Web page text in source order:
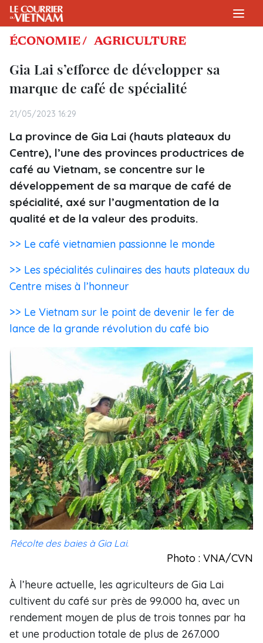
ÉCONOMIE / AGRICULTURE
Gia Lai s’efforce de développer sa
marque de café de spécialité
21/05/2023 16:29
La province de Gia Lai (hauts plateaux du
Centre), l’une des provinces productrices de
café au Vietnam, se concentre sur le
développement de sa marque de café de
spécialité, axé sur l’augmentation de la
qualité et de la valeur des produits.
>> Le café vietnamien passionne le monde
>> Les spécialités culinaires des hauts plateaux du
Centre mises à l’honneur
>> Le Vietnam sur le point de devenir le fer de
lance de la grande révolution du café bio
Récolte des baies à Gia Lai.
Photo : VNA/CVN
À l’heure actuelle, les agriculteurs de Gia Lai
cultivent du café sur près de 99.000 ha, avec un
rendement moyen de plus de trois tonnes par ha
et une production totale de plus de 267.000